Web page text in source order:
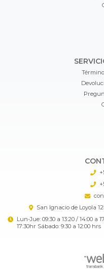
San Ignacio de Loyola
Lun-Jue: 09:30 a 13:20 / 14:00 a
17:30hr Sábado: 9:30 a 12:00 hrs